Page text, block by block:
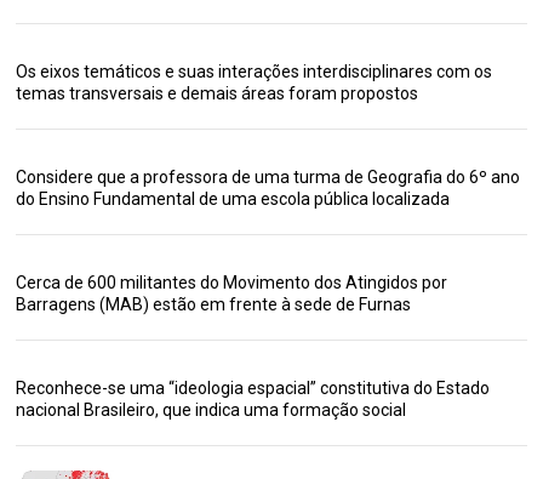
Os eixos temáticos e suas interações interdisciplinares com os
temas transversais e demais áreas foram propostos
Considere que a professora de uma turma de Geografia do 6º ano
do Ensino Fundamental de uma escola pública localizada
Cerca de 600 militantes do Movimento dos Atingidos por
Barragens (MAB) estão em frente à sede de Furnas
Reconhece-se uma “ideologia espacial” constitutiva do Estado
nacional Brasileiro, que indica uma formação social